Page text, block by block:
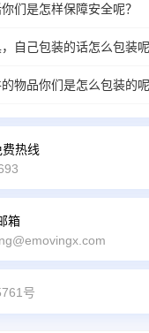
们是怎样保障安全呢？
自己包装的话怎么包装呢
物品你们是怎么包装的呢
热线
箱
号